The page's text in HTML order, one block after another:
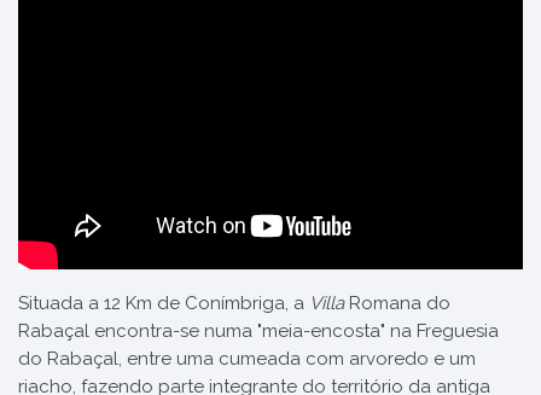
Situada a 12 Km de Conímbriga, a VillaRomana do
Rabaçal encontra-se numa "meia-encosta" na Freguesia
do Rabaçal, entre uma cumeada com arvoredo e um
riacho, fazendo parte integrante do território da antiga